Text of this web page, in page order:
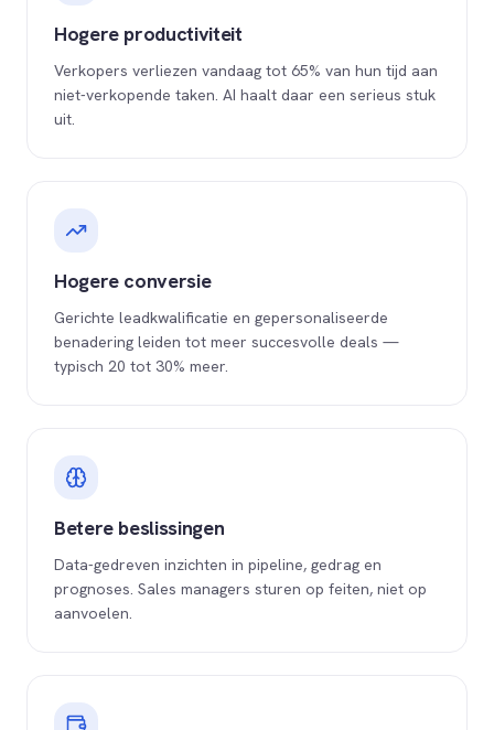
Hogere productiviteit
Verkopers verliezen vandaag tot 65% van hun tijd aan
niet-verkopende taken. AI haalt daar een serieus stuk
uit.
Hogere conversie
Gerichte leadkwalificatie en gepersonaliseerde
benadering leiden tot meer succesvolle deals —
typisch 20 tot 30% meer.
Betere beslissingen
Data-gedreven inzichten in pipeline, gedrag en
prognoses. Sales managers sturen op feiten, niet op
aanvoelen.